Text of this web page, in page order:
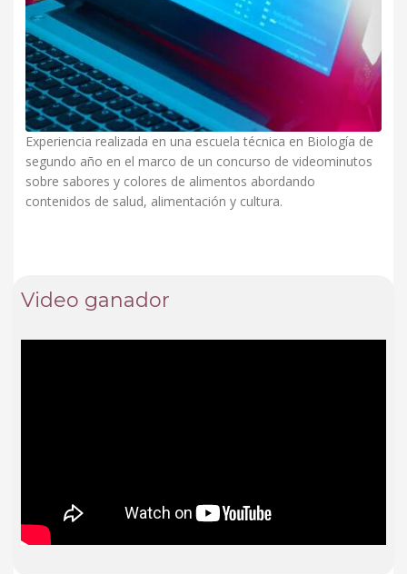
Experiencia realizada en una escuela técnica en Biología de
segundo año en el marco de un concurso de videominutos
sobre sabores y colores de alimentos abordando
contenidos de salud, alimentación y cultura.
Video ganador